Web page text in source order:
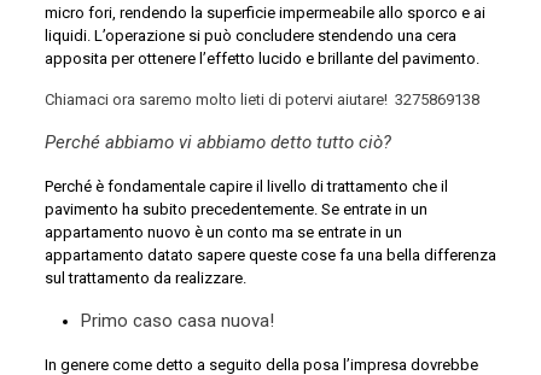
micro fori, rendendo la superficie impermeabile allo sporco e ai
liquidi. L’operazione si può concludere stendendo una cera
apposita per ottenere l’effetto lucido e brillante del pavimento.
Chiamaci ora saremo molto lieti di potervi aiutare! 3275869138
Perché abbiamo vi abbiamo detto tutto ciò?
Perché è fondamentale capire il livello di trattamento che il
pavimento ha subito precedentemente. Se entrate in un
appartamento nuovo è un conto ma se entrate in un
appartamento datato sapere queste cose fa una bella differenza
sul trattamento da realizzare.
Primo caso casa nuova!
In genere come detto a seguito della posa l’impresa dovrebbe